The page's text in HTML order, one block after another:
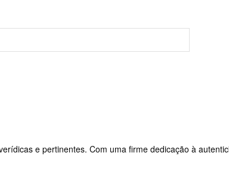
e pertinentes. Com uma firme dedicação à